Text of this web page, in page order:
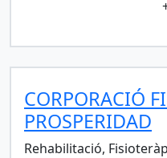
CORPORACIÓ
PROSPERIDAD
Rehabilitació,